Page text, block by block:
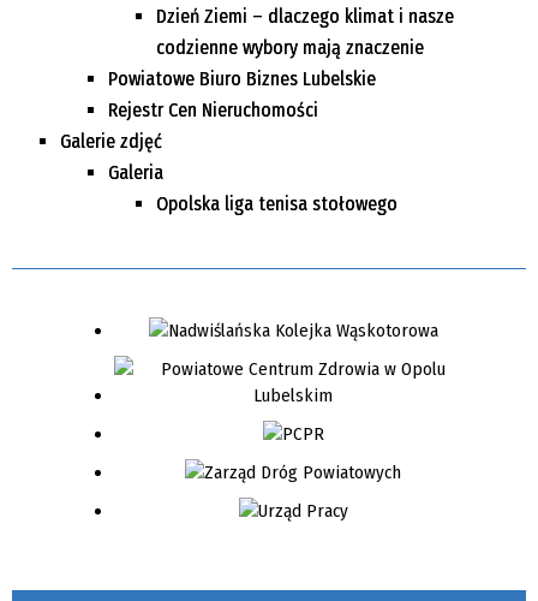
Dzień Ziemi – dlaczego klimat i nasze
codzienne wybory mają znaczenie
Powiatowe Biuro Biznes Lubelskie
Rejestr Cen Nieruchomości
Galerie zdjęć
Galeria
Opolska liga tenisa stołowego